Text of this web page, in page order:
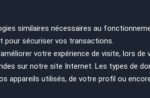
similaires nécessaires au
pour sécuriser vos transactions.
votre expérience de visite, lors de
sur notre site Internet. Les types de
appareils utilisés, de votre profil ou